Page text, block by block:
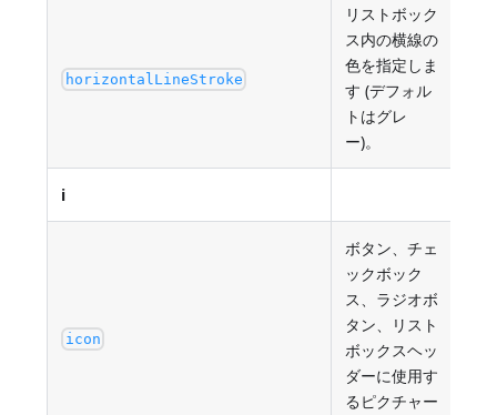
horizontalLineStroke
リストボック
ス内の横線の
色を指定しま
す (デフォル
トはグレ
ー)。
i
icon
ボタン、チェ
ックボック
ス、ラジオボ
タン、リスト
ボックスヘッ
ダーに使用す
るピクチャー